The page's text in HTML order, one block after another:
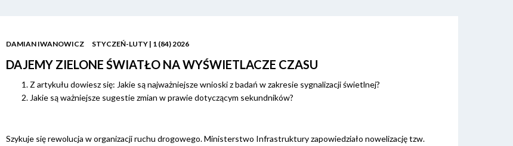
DAMIAN IWANOWICZ STYCZEŃ-LUTY | 1 (84) 2026
DAJEMY ZIELONE ŚWIATŁO NA WYŚWIETLACZE CZASU
Z artykułu dowiesz się: Jakie są najważniejsze wnioski z badań w zakresie sygnalizacji świetlnej?
Jakie są ważniejsze sugestie zmian w prawie dotyczącym sekundników?
Szykuje się rewolucja w organizacji ruchu drogowego. Ministerstwo Infrastruktury zapowiedziało nowelizację tzw.